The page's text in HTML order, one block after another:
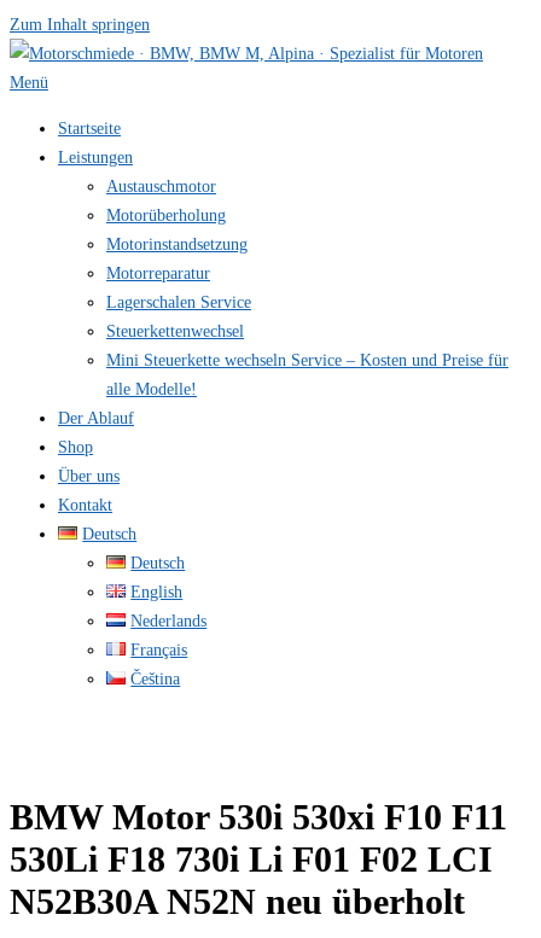
Zum Inhalt springen
Menü
Startseite
Leistungen
Austauschmotor
Motorüberholung
Motorinstandsetzung
Motorreparatur
Lagerschalen Service
Steuerkettenwechsel
Mini Steuer­kette wechseln Service – Kosten und Preise für
alle Modelle!
Der Ablauf
Shop
Über uns
Kontakt
Deutsch
Deutsch
English
Nederlands
Français
Čeština
BMW Motor 530i 530xi F10 F11
530Li F18 730i Li F01 F02 LCI
N52B30A N52N neu überholt